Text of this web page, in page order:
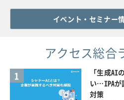
イベント・セミナー
アクセス総合
1
「生成AI
い…IPAが
対策